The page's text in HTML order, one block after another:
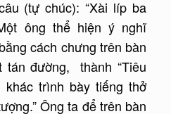
(tự chúc): “Xài líp ba
ông thể hiện ý nghĩ
cách chưng trên bàn
tán đường, thành “Tiêu
khác trình bày tiếng thở
Ông ta để trên bàn